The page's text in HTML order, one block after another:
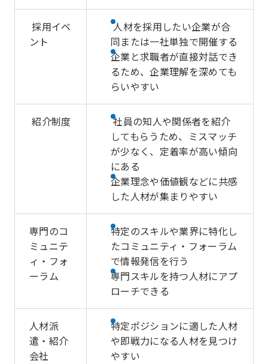
採用イベ
ント
人材を採用したい企業が合
同または一社単独で開催する
企業と求職者が直接対話でき
るため、企業理解を深めても
らいやすい
紹介制度
社員の知人や関係者を紹介
してもらうため、ミスマッチ
が少なく、定着率が高い傾向
にある
企業理念や価値観などに共感
した人材が集まりやすい
専門のコ
ミュニテ
ィ・フォ
ーラム
特定のスキルや業界に特化し
たコミュニティ・フォーラム
で情報発信を行う
専門スキルを持つ人材にアプ
ローチできる
人材派
遣・紹介
会社
特定ポジションに適した人材
や即戦力になる人材を見つけ
やすい